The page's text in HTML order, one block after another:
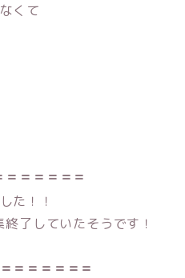
くて
＝ ＝＝＝＝＝
た！！
了していたそうです！
＝＝＝＝＝＝